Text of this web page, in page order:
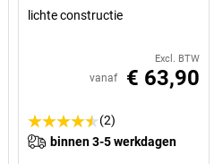
lichte constructie
Excl. BTW
vanaf € 63,90
(2)
binnen 3-5 werkdagen